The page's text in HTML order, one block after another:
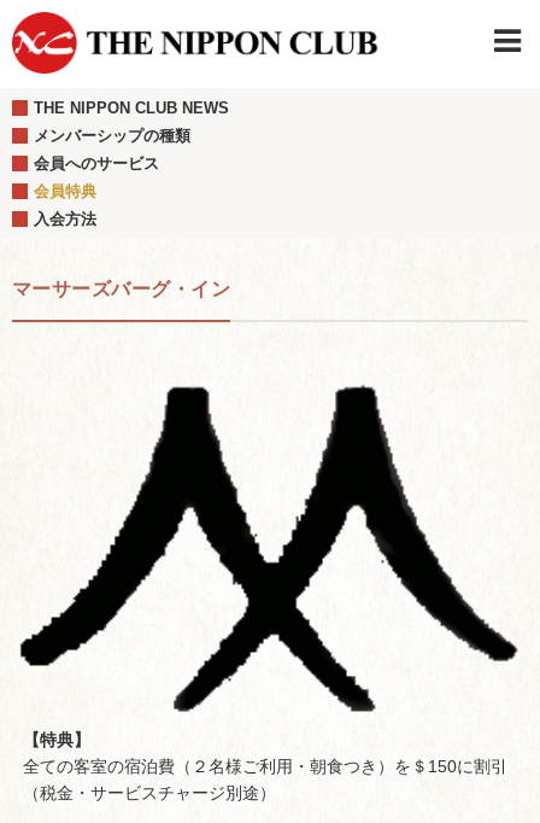
THE NIPPON CLUB NEWS
メンバーシップの種類
会員へのサービス
会員特典
入会方法
マーサーズバーグ・イン
【特典】
全ての客室の宿泊費（２名様ご利用・朝食つき）を＄150に割引
（税金・サービスチャージ別途）
JAPANESE
日本クラブメンバーログイン